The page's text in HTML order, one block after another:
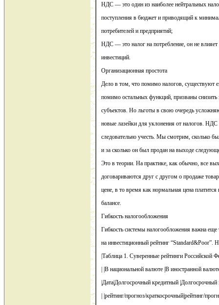
НДС — это один из наиболее нейтральных
поступления в бюджет и приводящий к
потребителей и предприятий;
НДС — это налог на потребление, он не
инвестиций.
Организационная простота
Дело в том, что помимо налогов, существуют
помимо остальных функций, призваны снизить
субъектов. Но льготы в свою очередь
новые лазейки для уклонения от налогов. НДС
следовательно учесть. Мы смотрим, сколько
и за сколько он был продан на выходе
Это в теории. На практике, как обычно, все
договариваются друг с другом о продаже
цене, в то время как нормальная цена
балансе.
Гибкость налогообложения
Гибкость системы налогообложения важна еще
на инвестиционный рейтинг “Standard&Poor”.
|Таблица 1. Суверенные рейтинги Российской
| |В национальной валюте |В иностранной
|Дата|Долгосрочный кредитный |Долгосрочный
| |рейтинг/прогноз/краткосрочный|рейтинг/